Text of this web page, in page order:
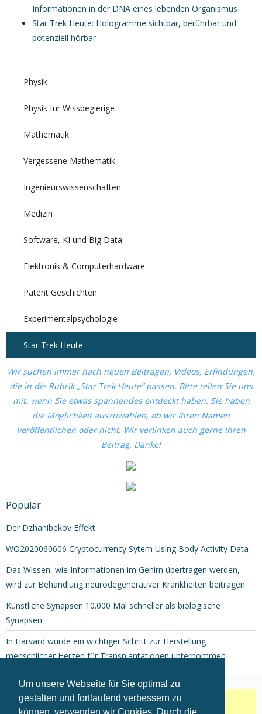
Um unsere Webseite für Sie optimal zu
gestalten und fortlaufend verbessern zu
Informationen in der DNA eines lebenden Organismus
Star Trek Heute: Hologramme sichtbar, berührbar und
potenziell hörbar
Physik
Physik für Wissbegierige
Mathematik
Vergessene Mathematik
Ingenieurswissenschaften
Medizin
Software, KI und Big Data
Elektronik & Computerhardware
Patent Geschichten
Experimentalpsychologie
Star Trek Heute
Wir suchen immer nach neuen Beiträgen, Videos, Erfindungen,
die in die Rubrik „Star Trek Heute“ passen. Bitte teilen Sie uns
mit, wenn Sie etwas spannendes entdeckt haben. Sie haben
die Möglichkeit auszuwählen, ob wir Ihren Namen
veröffentlichen oder nicht. Wir verlinken auch gerne Ihren
Beitrag. Danke!
Populär
Der Dzhanibekov Effekt
WO2020060606 Cryptocurrency Sytem Using Body Activity Data
Das Wissen, wie Informationen im Gehirn übertragen werden,
wird zur Behandlung neurodegenerativer Krankheiten beitragen
Künstliche Synapsen 10.000 Mal schneller als biologische
Synapsen
In Harvard wurde ein wichtiger Schritt zur Herstellung
menschlicher Herzen für Transplantationen unternommen